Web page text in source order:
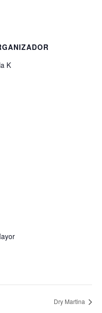
K
Dry Martina